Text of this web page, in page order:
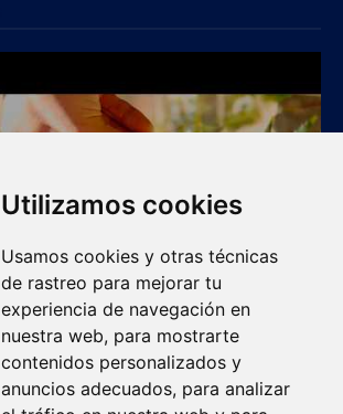
Utilizamos cookies
Usamos cookies y otras técnicas
de rastreo para mejorar tu
experiencia de navegación en
nuestra web, para mostrarte
contenidos personalizados y
anuncios adecuados, para analizar